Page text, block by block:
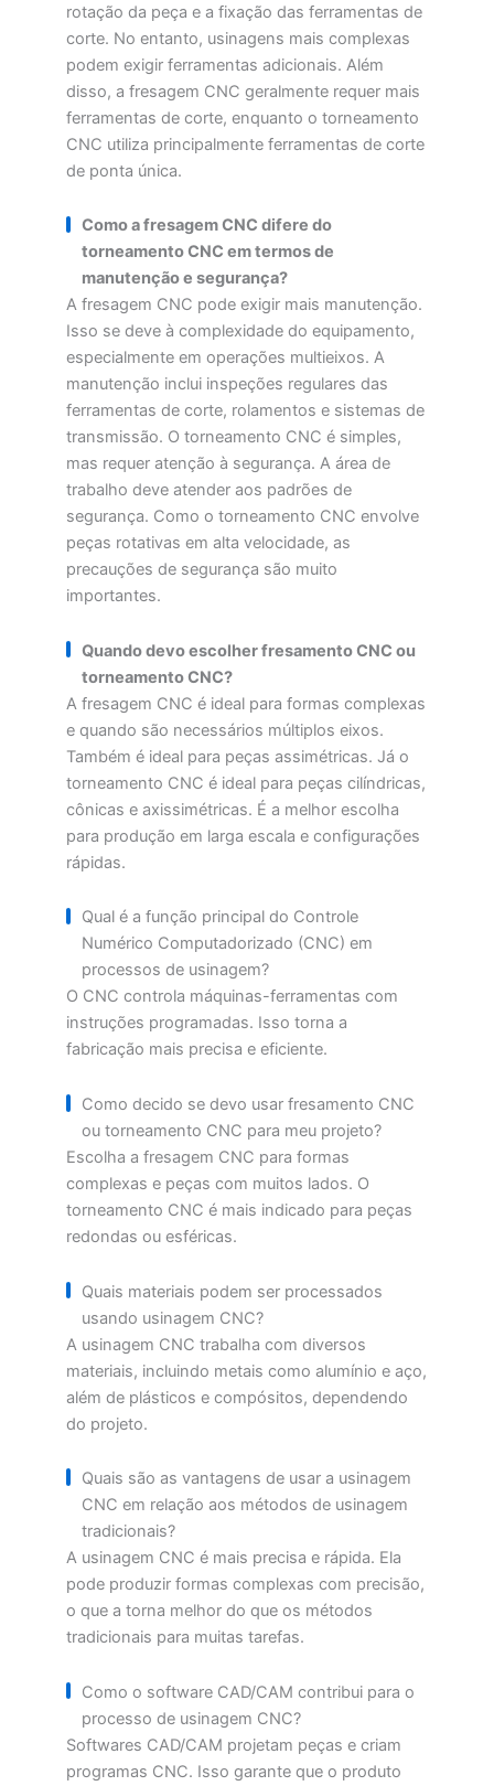
rotação da peça e a fixação das ferramentas de
corte. No entanto, usinagens mais complexas
podem exigir ferramentas adicionais. Além
disso, a fresagem CNC geralmente requer mais
ferramentas de corte, enquanto o torneamento
CNC utiliza principalmente ferramentas de corte
de ponta única.
Como a fresagem CNC difere do
torneamento CNC em termos de
manutenção e segurança?
A fresagem CNC pode exigir mais manutenção.
Isso se deve à complexidade do equipamento,
especialmente em operações multieixos. A
manutenção inclui inspeções regulares das
ferramentas de corte, rolamentos e sistemas de
transmissão. O torneamento CNC é simples,
mas requer atenção à segurança. A área de
trabalho deve atender aos padrões de
segurança. Como o torneamento CNC envolve
peças rotativas em alta velocidade, as
precauções de segurança são muito
importantes.
Quando devo escolher fresamento CNC ou
torneamento CNC?
A fresagem CNC é ideal para formas complexas
e quando são necessários múltiplos eixos.
Também é ideal para peças assimétricas. Já o
torneamento CNC é ideal para peças cilíndricas,
cônicas e axissimétricas. É a melhor escolha
para produção em larga escala e configurações
rápidas.
Qual é a função principal do Controle
Numérico Computadorizado (CNC) em
processos de usinagem?
O CNC controla máquinas-ferramentas com
instruções programadas. Isso torna a
fabricação mais precisa e eficiente.
Como decido se devo usar fresamento CNC
ou torneamento CNC para meu projeto?
Escolha a fresagem CNC para formas
complexas e peças com muitos lados. O
torneamento CNC é mais indicado para peças
redondas ou esféricas.
Quais materiais podem ser processados
usando usinagem CNC?
A usinagem CNC trabalha com diversos
materiais, incluindo metais como alumínio e aço,
além de plásticos e compósitos, dependendo
do projeto.
Quais são as vantagens de usar a usinagem
CNC em relação aos métodos de usinagem
tradicionais?
A usinagem CNC é mais precisa e rápida. Ela
pode produzir formas complexas com precisão,
o que a torna melhor do que os métodos
tradicionais para muitas tarefas.
Como o software CAD/CAM contribui para o
processo de usinagem CNC?
Softwares CAD/CAM projetam peças e criam
programas CNC. Isso garante que o produto